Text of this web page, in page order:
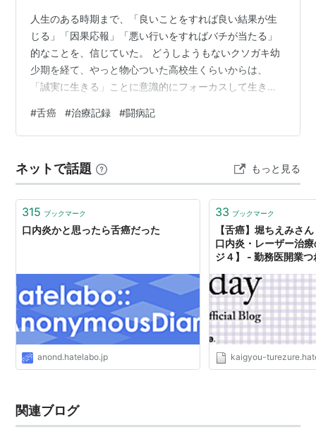
放射線療法と併用して利用されることはある。
(参考→
癌の外科療法 、癌の放射線療法、癌の化学療法
人生のある時期まで、「良いことをすれば良い結果が生
じる」「因果応報」「悪い行いをすればバチが当たる」
的なことを、信じていた。 どうしようもないクソガキ幼
少期を経て、やっと物心ついた高校生くらいからは、
「誠実に生きる」ことに意識的にフォーカスして生きて
思っていた。 どう考えてもそんなわけないというのは、
世の中で日々起こっている悲惨な事件や事故からもわか
りにも近かったと思う。 そして、 「わーーー今までいろ
いろ良いことをやってきたつもりだったけど、報われな
かったな！！」 という具体的な経験をした。 …
#舌癌 #治療記録 #闘病記
ネットで話題 もっと見る
315 ブックマーク
口内炎かと思ったら舌癌だった
anond.hatelabo.jp
33 ブックマーク
【舌癌】堀ちえみさ
口内炎・レーザー治
ジ４】 - 勤務医開業
kaigyou-
関連ブログ